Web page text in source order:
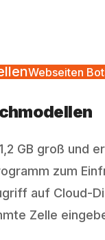
Webseiten
GB groß
zum
auf
Zelle